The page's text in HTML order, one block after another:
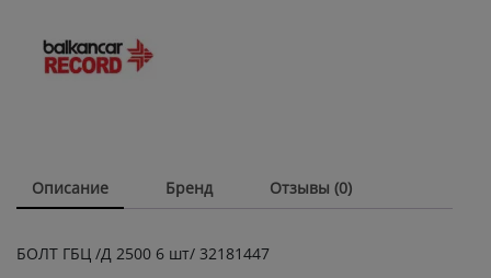
цилиндров
двигателя
Описание Бренд Отзывы (0)
БОЛТ ГБЦ /Д 2500 6 шт/ 32181447